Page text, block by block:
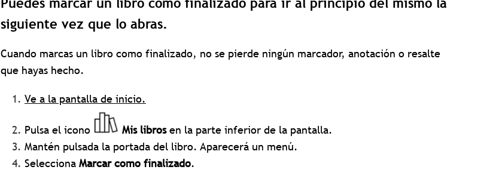
Puedes marcar un libro como finalizado para ir al principio del mismo la
siguiente vez que lo abras.
Cuando marcas un libro como finalizado, no se pierde ningún marcador, anotación o resalte
que hayas hecho.
Ve a la pantalla de inicio.
Pulsa el icono Mis librosen la parte inferior de la pantalla.
Mantén pulsada la portada del libro. Aparecerá un menú.
Selecciona Marcar como finalizado.